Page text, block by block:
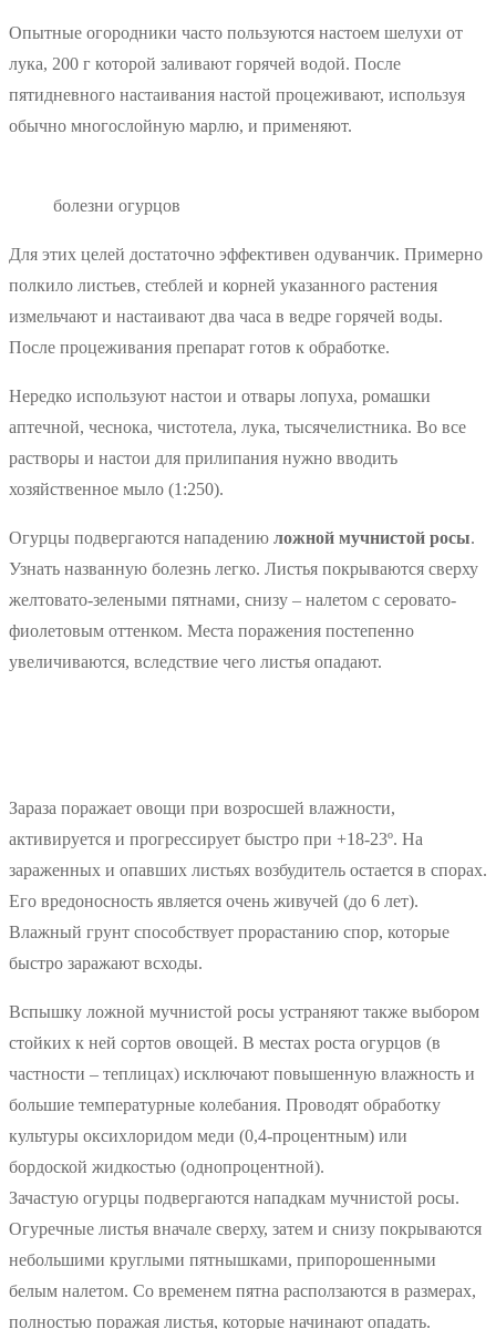
Опытные огородники часто пользуются настоем шелухи от
лука, 200 г которой заливают горячей водой. После
пятидневного настаивания настой процеживают, используя
обычно многослойную марлю, и применяют.
болезни огурцов
Для этих целей достаточно эффективен одуванчик. Примерно
полкило листьев, стеблей и корней указанного растения
измельчают и настаивают два часа в ведре горячей воды.
После процеживания препарат готов к обработке.
Нередко используют настои и отвары лопуха, ромашки
аптечной, чеснока, чистотела, лука, тысячелистника. Во все
растворы и настои для прилипания нужно вводить
хозяйственное мыло (1:250).
Огурцы подвергаются нападению ложной мучнистой росы.
Узнать названную болезнь легко. Листья покрываются сверху
желтовато-зелеными пятнами, снизу – налетом с серовато-
фиолетовым оттенком. Места поражения постепенно
увеличиваются, вследствие чего листья опадают.
Зараза поражает овощи при возросшей влажности,
активируется и прогрессирует быстро при +18-23º. На
зараженных и опавших листьях возбудитель остается в спорах.
Его вредоносность является очень живучей (до 6 лет).
Влажный грунт способствует прорастанию спор, которые
быстро заражают всходы.
Вспышку ложной мучнистой росы устраняют также выбором
стойких к ней сортов овощей. В местах роста огурцов (в
частности – теплицах) исключают повышенную влажность и
большие температурные колебания. Проводят обработку
культуры оксихлоридом меди (0,4-процентным) или
бордоской жидкостью (однопроцентной).
Зачастую огурцы подвергаются нападкам мучнистой росы.
Огуречные листья вначале сверху, затем и снизу покрываются
небольшими круглыми пятнышками, припорошенными
белым налетом. Со временем пятна расползаются в размерах,
полностью поражая листья, которые начинают опадать.